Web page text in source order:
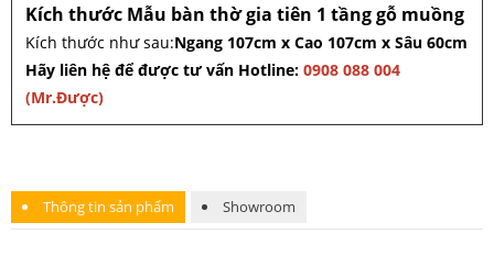
Kích thước Mẫu bàn thờ gia tiên 1 tầng gỗ muồng
Kích thước như sau:Ngang 107cm x Cao 107cm x Sâu 60cm
Hãy liên hệ để được tư vấn Hotline: 0908 088 004
(Mr.Được)
Thông tin sản phẩm Showroom